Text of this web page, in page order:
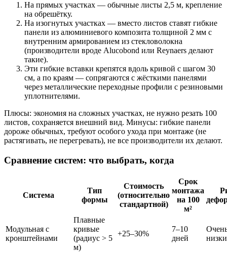
На прямых участках — обычные листы 2,5 м, крепление
на обрешётку.
На изогнутых участках — вместо листов ставят гибкие
панели из алюминиевого композита толщиной 2 мм с
внутренним армированием из стекловолокна
(производители вроде Alucobond или Reynaers делают
такие).
Эти гибкие вставки крепятся вдоль кривой с шагом 30
см, а по краям — сопрягаются с жёсткими панелями
через металлические переходные профили с резиновыми
уплотнителями.
Плюсы: экономия на сложных участках, не нужно резать 100
листов, сохраняется внешний вид. Минусы: гибкие панели
дороже обычных, требуют особого ухода при монтаже (не
растягивать, не перегревать), не все производители их делают.
Сравнение систем: что выбрать, когда
Система
Тип
формы
Стоимость
(относительно
стандартной)
Срок
монтажа
на 100
м²
Модульная с
кронштейнами
Плавные
кривые
(радиус > 5
м)
+25–30%
7–10
дней